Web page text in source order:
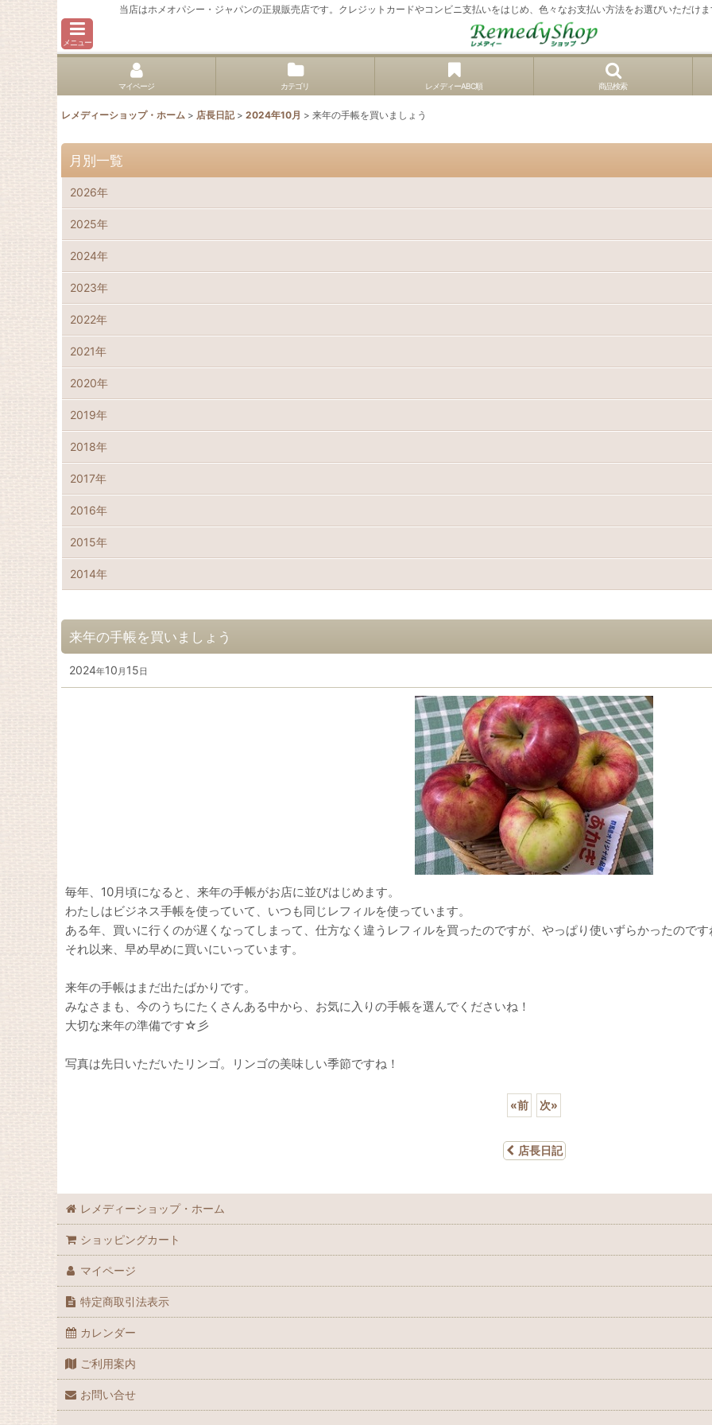
当店はホメオパシー・ジャパンの正規販売店です。クレジットカードやコンビニ支払いをはじめ、色々なお支払い方法をお選びいただけ
メニュー
マイページ カテゴリ レメディーABC順 商品検索
レメディーショップ・ホーム > 店長日記 > 2024年10月 > 来年の手帳を買いましょう
来年の手帳を買いましょう
2024年10 月 15日
毎年、10月頃になると、来年の手帳がお店に並びはじめます。
わたしはビジネス手帳を使っていて、いつも同じレフィルを使っています。
ある年、買いに行くのが遅くなってしまって、仕方なく違うレフィルを買ったのですが、やっぱり使いずらかったのです
それ以来、早め早めに買いにいっています。
来年の手帳はまだ出たばかりです。
みなさまも、今のうちにたくさんある中から、お気に入りの手帳を選んでくださいね！
大切な来年の準備です☆彡
写真は先日いただいたリンゴ。リンゴの美味しい季節ですね！
«前 次»
店長日記
月別一覧
2026年
2025年
2024年
2023年
2022年
2021年
2020年
2019年
2018年
2017年
2016年
2015年
2014年
レメディーショップ・ホーム
ショッピングカート
マイページ
特定商取引法表示
カレンダー
ご利用案内
お問い合せ